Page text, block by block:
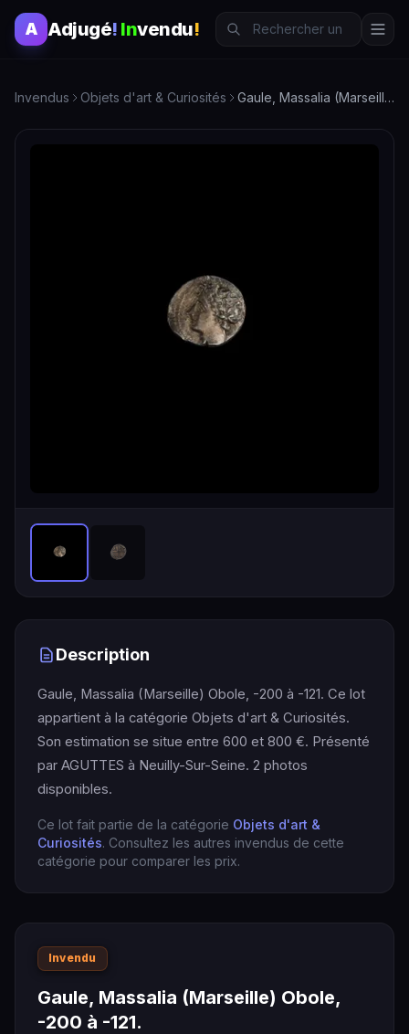
A Adjugé! Invendu!
Invendus Objets d'art & Curiosités Gaule, Massalia (Marseille) Obole, -200 à -121.
Description
Gaule, Massalia (Marseille) Obole, -200 à -121. Ce lot
appartient à la catégorie Objets d'art & Curiosités.
Son estimation se situe entre 600 et 800 €. Présenté
par AGUTTES à Neuilly-Sur-Seine. 2 photos
disponibles.
Ce lot fait partie de la catégorie Objets d'art &
Curiosités. Consultez les autres invendus de cette
catégorie pour comparer les prix.
Invendu
Gaule, Massalia (Marseille) Obole,
-200 à -121.